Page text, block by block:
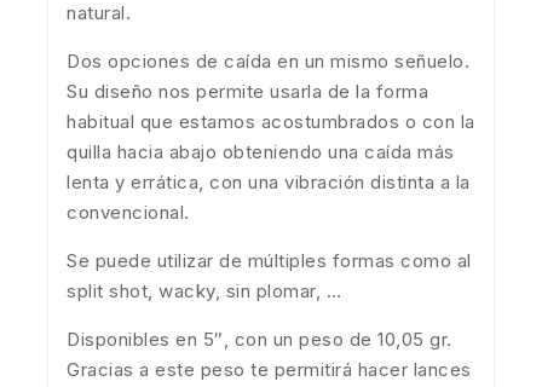
natural.
Dos opciones de caída en un mismo señuelo.
Su diseño nos permite usarla de la forma
habitual que estamos acostumbrados o con la
quilla hacia abajo obteniendo una caída más
lenta y errática, con una vibración distinta a la
convencional.
Se puede utilizar de múltiples formas como al
split shot, wacky, sin plomar, …
Disponibles en 5″, con un peso de 10,05 gr.
Gracias a este peso te permitirá hacer lances